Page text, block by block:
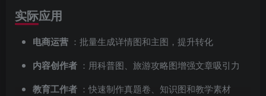
实际应用
电商运营 ：批量生成详情图和主图，提升转化
内容创作者 ：用科普图、旅游攻略图增强文章吸引力
教育工作者 ：快速制作真题卷、知识图和教学素材